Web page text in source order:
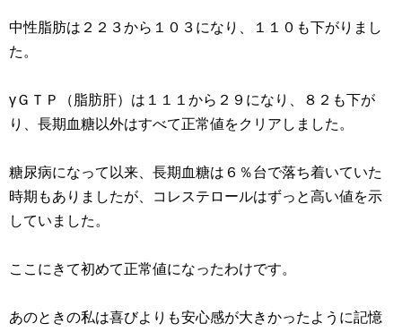
中性脂肪は２２３から１０３になり、１１０も下がりまし
た。
γＧＴＰ（脂肪肝）は１１１から２９になり、８２も下が
り、長期血糖以外はすべて正常値をクリアしました。
糖尿病になって以来、長期血糖は６％台で落ち着いていた
時期もありましたが、コレステロールはずっと高い値を示
していました。
ここにきて初めて正常値になったわけです。
あのときの私は喜びよりも安心感が大きかったように記憶